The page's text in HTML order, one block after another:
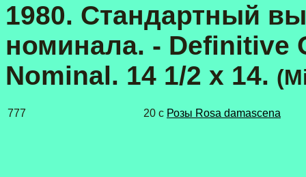
1980. Стандартный
номинала. - Definitive
Nominal. 14 1/2 x 14.
777 20 c Розы Rosa damascena